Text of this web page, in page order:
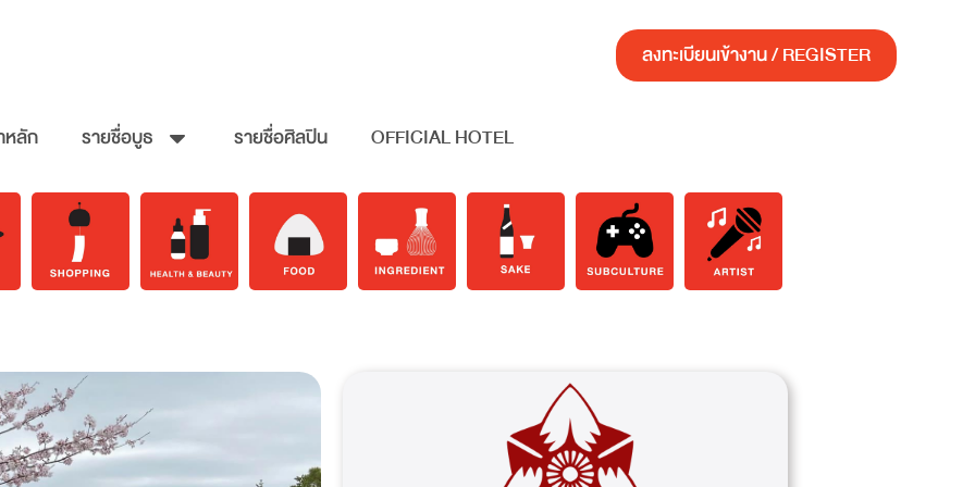
ลงทะเบียนเข้างาน / REGISTER
ลัก รายชื่อบูธ รายชื่อศิลปิน OFFICIAL HOTEL